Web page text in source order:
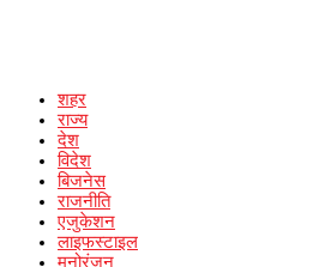
शहर
राज्य
देश
विदेश
बिजनेस
राजनीति
एजुकेशन
लाइफस्टाइल
मनोरंजन